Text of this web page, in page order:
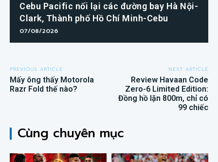
Cebu Pacific nối lại các đường bay Hà Nội-
Clark, Thành phố Hồ Chí Minh-Cebu
07/08/2026
PREVIOUS ARTICLE
Mấy ông thấy Motorola
Razr Fold thế nào?
NEXT ARTICLE
Review Havaan Code
Zero-6 Limited Edition:
Đồng hồ lặn 800m, chỉ có
99 chiếc
Cùng chuyên mục